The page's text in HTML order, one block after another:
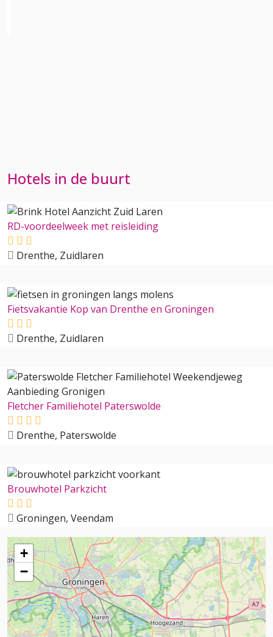
Hotels in de buurt
RD-voordeelweek met reisleiding
Drenthe, Zuidlaren
Fietsvakantie Kop van Drenthe en Groningen
Drenthe, Zuidlaren
Fletcher Familiehotel Paterswolde
Drenthe, Paterswolde
Brouwhotel Parkzicht
Groningen, Veendam
+
−